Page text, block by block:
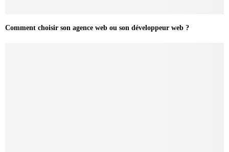
Comment choisir son agence web ou son développeur web ?